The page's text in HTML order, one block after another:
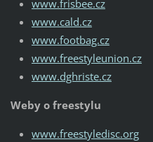
www.frisbee.cz
www.cald.cz
www.footbag.cz
www.freestyleunion.cz
www.dghriste.cz
Weby o freestylu
www.freestyledisc.org